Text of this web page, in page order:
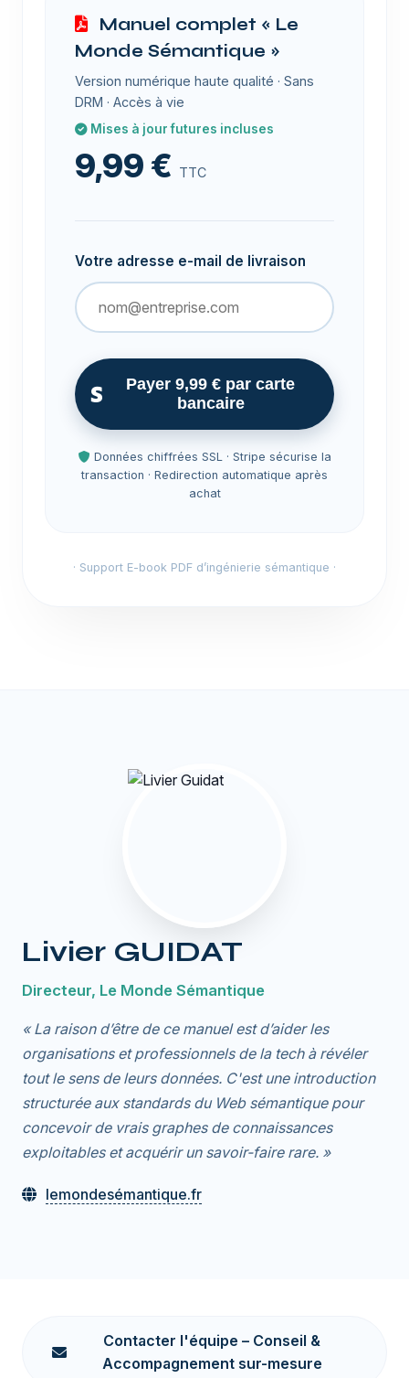
Manuel complet « Le
Monde Sémantique »
Version numérique haute qualité · Sans
DRM · Accès à vie
Mises à jour futures incluses
9,99 € TTC
Votre adresse e-mail de livraison
Payer 9,99 € par carte
bancaire
Données chiffrées SSL · Stripe sécurise la
transaction · Redirection automatique après
achat
· Support E-book PDF d’ingénierie sémantique ·
Livier GUIDAT
Directeur, Le Monde Sémantique
« La raison d’être de ce manuel est d’aider les
organisations et professionnels de la tech à révéler
tout le sens de leurs données. C'est une introduction
structurée aux standards du Web sémantique pour
concevoir de vrais graphes de connaissances
exploitables et acquérir un savoir-faire rare. »
lemondesémantique.fr
Contacter l'équipe – Conseil &
Accompagnement sur-mesure